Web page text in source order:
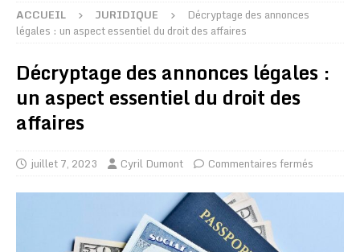
ACCUEIL JURIDIQUE
Décryptage des annonces
légales : un aspect essentiel du droit des affaires
Décryptage des annonces légales :
un aspect essentiel du droit des
affaires
juillet 7, 2023 Cyril Dumont Commentaires fermés